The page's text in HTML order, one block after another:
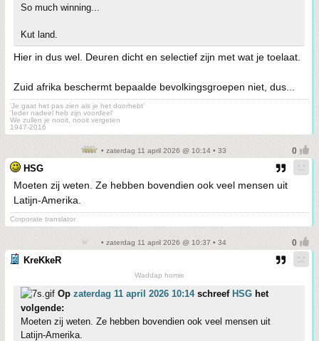
So much winning...
Kut land.
Hier in dus wel. Deuren dicht en selectief zijn met wat je toelaat.
Zuid afrika beschermt bepaalde bevolkingsgroepen niet, dus...
'Je gaat het pas zien als je het doorhebt'
'Ieder nadeel heb zijn voordeel'
We zullen je nooit, nooit vergeten
1947-2016
• zaterdag 11 april 2026 @ 10:14 • 33
HSG
Moeten zij weten. Ze hebben bovendien ook veel mensen uit
Latijn-Amerika.
Corporate translator
• zaterdag 11 april 2026 @ 10:37 • 34
KreKkeR
Waddap homie
Op zaterdag 11 april 2026 10:14schreef HSG het
volgende:
Moeten zij weten. Ze hebben bovendien ook veel mensen uit
Latijn-Amerika.